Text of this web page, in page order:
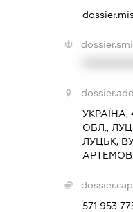
ОБЛ.,
ЛУЦЬК,
571 953